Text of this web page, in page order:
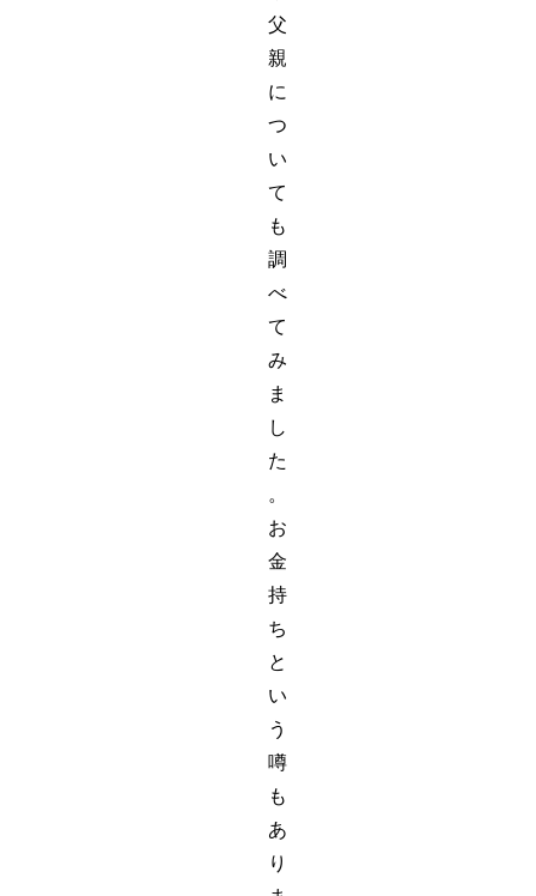
父
親
に
つ
い
て
も
調
べ
て
み
ま
し
た
。
お
金
持
ち
と
い
う
噂
も
あ
り